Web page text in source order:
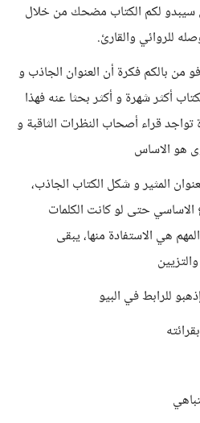
سيبدو لكم الكتاب مضحك من خلال
للروائي والقارئ.
من بالكم فكرة أن العنوان الجاذب و
أكثر شهرة و أكثر بحثا عنه فهذا
قراء أصحاب النظرات الثاقبة و
هو الاساس
المثير و شكل الكتاب الجاذب،
حتى لو كانت الكلمات
هي الاستفادة منها، يبقى
للرابط في البيو